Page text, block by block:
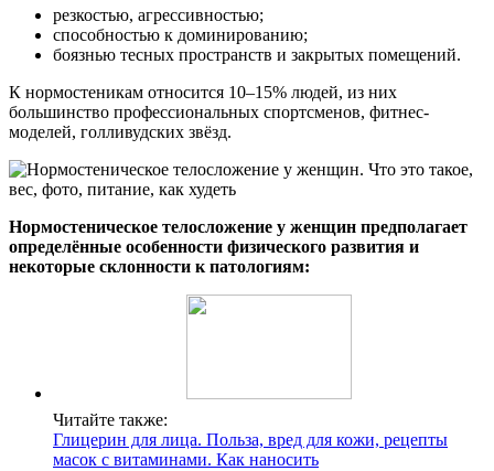
резкостью, агрессивностью;
способностью к доминированию;
боязнью тесных пространств и закрытых помещений.
К нормостеникам относится 10–15% людей, из них
большинство профессиональных спортсменов, фитнес-
моделей, голливудских звёзд.
Нормостеническое телосложение у женщин предполагает
определённые особенности физического развития и
некоторые склонности к патологиям:
Читайте также:
Глицерин для лица. Польза, вред для кожи, рецепты
масок с витаминами. Как наносить